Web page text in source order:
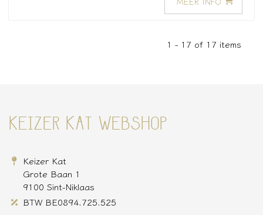
1 - 17 of 17 items
KEIZER KAT WEBSHOP
Keizer Kat
Grote Baan 1
9100 Sint-Niklaas
BTW BE0894.725.525